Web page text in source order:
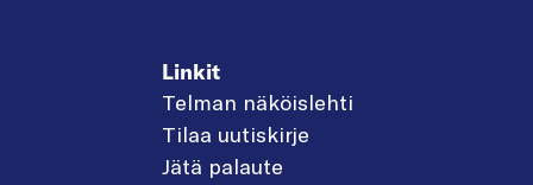
Linkit
Telman näköislehti
Tilaa uutiskirje
Jätä palaute